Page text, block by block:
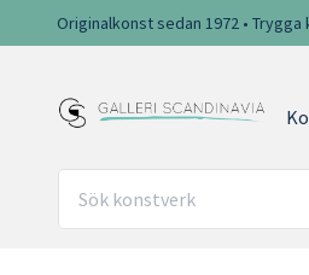
Originalkonst sedan 1972 •